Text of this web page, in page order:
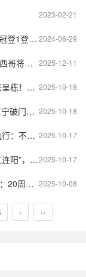
2023-02-21
2024-06-29
」代理注册
2025-12-11
因为美国
2025-10-18
与影响
2025-10-18
1-2深圳
2025-10-17
胶片可不付费
2025-10-17
处“洼地”
2025-10-08
与机遇
› ››